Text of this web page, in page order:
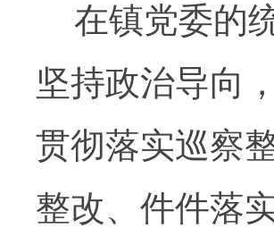
在镇党委的
坚持政治导向
贯彻落实巡察
整改、件件落